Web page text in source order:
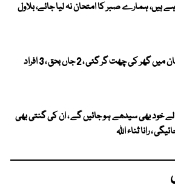
ہیں، ہمارے صبر کا امتحان نہ لیا جائے، بلاول
ڈیرہ غازی خان میں گھر کی چھت گر گئی ، 2 جاں بحق ، 3 افراد
خود بھی سیدھے ہو جائیں گے ، ان کی گنتی بھی
، رانا ثناء اللہ